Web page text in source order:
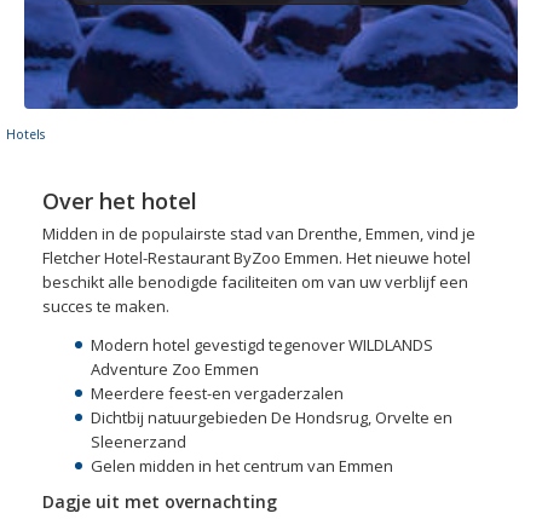
Hotels
Over het hotel
Midden in de populairste stad van Drenthe, Emmen, vind je
Fletcher Hotel-Restaurant ByZoo Emmen. Het nieuwe hotel
beschikt alle benodigde faciliteiten om van uw verblijf een
succes te maken.
Modern hotel gevestigd tegenover WILDLANDS
Adventure Zoo Emmen
Meerdere feest-en vergaderzalen
Dichtbij natuurgebieden De Hondsrug, Orvelte en
Sleenerzand
Gelen midden in het centrum van Emmen
Dagje uit met overnachting